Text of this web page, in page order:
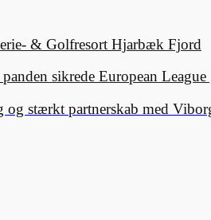
& Golfresort Hjarbæk Fjord
sikrede European
stærkt partnerskab med